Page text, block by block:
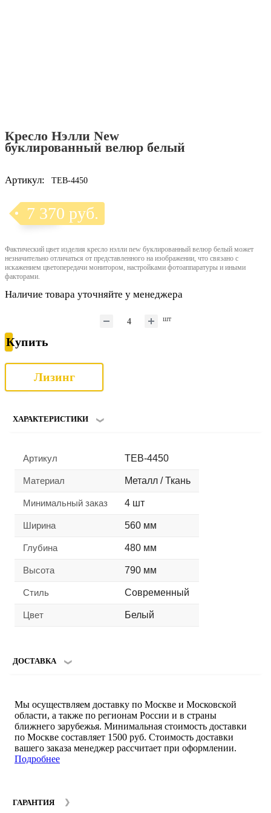
Кресло Нэлли New
буклированный велюр белый
Артикул: TEB-4450
7 370 руб.
Фактический цвет изделия кресло нэлли new буклированный велюр белый может
незначительно отличаться от представленного на изображении, что связано с
искажением цветопередачи монитором, настройками фотоаппаратуры и иными
факторами.
Наличие товара уточняйте у менеджера
шт
Купить
Лизинг
ХАРАКТЕРИСТИКИ
Артикул TEB-4450
Материал Металл / Ткань
Минимальный заказ 4 шт
Ширина 560 мм
Глубина 480 мм
Высота 790 мм
Стиль Современный
Цвет Белый
ДОСТАВКА
Мы осуществляем доставку по Москве и Московской
области, а также по регионам России и в страны
ближнего зарубежья. Минимальная стоимость доставки
по Москве составляет 1500 руб. Стоимость доставки
вашего заказа менеджер рассчитает при оформлении.
Подробнее
ГАРАНТИЯ